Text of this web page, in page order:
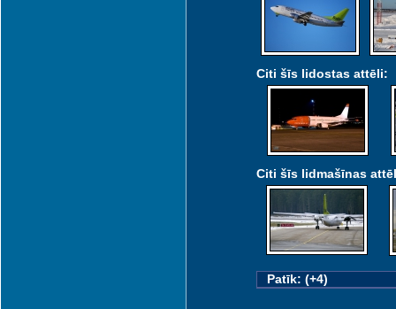
Citi šīs lidostas attēli:
Citi šīs lidmašīnas
Patīk: (+4)